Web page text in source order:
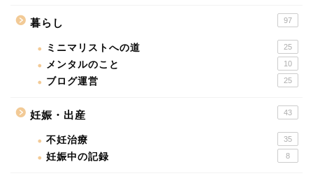
暮らし 97
ミニマリストへの道 25
メンタルのこと 10
ブログ運営 25
妊娠・出産 43
不妊治療 35
妊娠中の記録 8